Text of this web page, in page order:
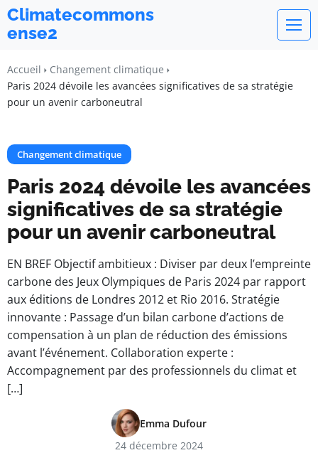
Climatecommons
ense2
Accueil
Changement climatique
Paris 2024 dévoile les avancées significatives de sa stratégie
pour un avenir carboneutral
Changement climatique
Paris 2024 dévoile les avancées
significatives de sa stratégie
pour un avenir carboneutral
EN BREF Objectif ambitieux : Diviser par deux l’empreinte
carbone des Jeux Olympiques de Paris 2024 par rapport
aux éditions de Londres 2012 et Rio 2016. Stratégie
innovante : Passage d’un bilan carbone d’actions de
compensation à un plan de réduction des émissions
avant l’événement. Collaboration experte :
Accompagnement par des professionnels du climat et
[…]
Emma Dufour
24 décembre 2024